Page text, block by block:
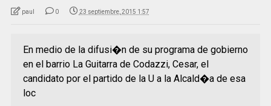
paul 0 23 septiembre, 2015 1:57
En medio de la difusi�n de su programa de gobierno
en el barrio La Guitarra de Codazzi, Cesar, el
candidato por el partido de la U a la Alcald�a de esa
loc